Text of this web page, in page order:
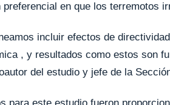
en que los terremotos
incluir efectos de
, y resultados como estos son
del estudio y jefe de la